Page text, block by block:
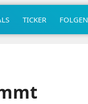
TICKER FOLGEN